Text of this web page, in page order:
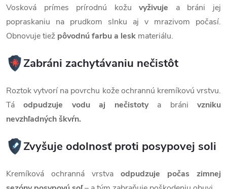
Vosková prímes prírodnú kožuvyživuje a bráni jej
popraskaniu na prudkom slnku aj v mrazivom počasí.
Obnovuje tiež pôvodnú farbu a lesk materiálu.
Zabráni zachytávaniu nečistôt
Roztok vytvorí na povrchu kože ochrannú kremíkovú vrstvu.
Táodpudzuje vodu aj nečistotya bránivzniku
nevzhľadných škvŕn.
Zvyšuje odolnosť proti posypovej soli
Kremíková ochranná vrstva odpudzuje počas zimnej